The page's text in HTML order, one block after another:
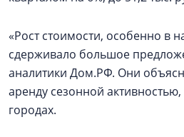
«Рост стоимости, особенно в
сдерживало большое
аналитики Дом.РФ. Они
аренду сезонной
городах.